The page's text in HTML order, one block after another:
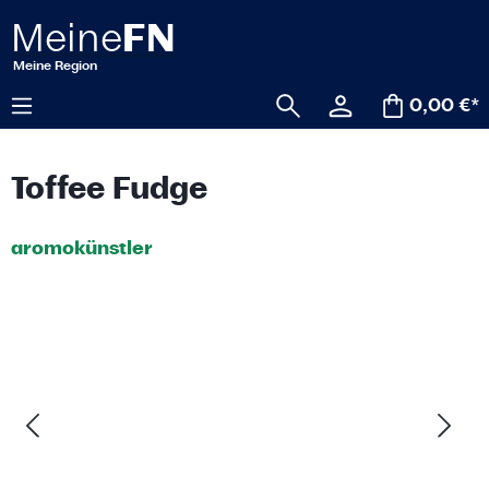
springen
0,00 €*
Toffee Fudge
aromokünstler